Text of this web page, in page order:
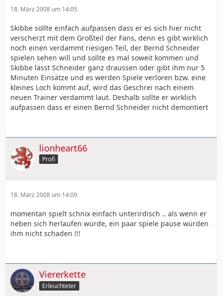
18. März 2008 um 14:05
Skibbe sollte einfach aufpassen dass er es sich hier nicht
verscherzt mit dem Großteil der Fans, denn es gibt wirklich
noch einen verdammt riesigen Teil, der Bernd Schneider
spielen sehen will und sollte es mal soweit kommen und
Skibbe lässt Schneider ganz draussen oder gibt ihm nur 5
Minuten Einsätze und es werden Spiele verloren bzw. eine
kleines Loch kommt auf, wird das Geschrei nach einem
neuen Trainer verdammt laut. Deshalb sollte er wirklich
aufpassen dass er einen Bernd Schneider nicht demontiert
lionheart66
Profi
18. März 2008 um 14:09
momentan spielt schnix einfach unterirdisch .. als wenn er
neben sich herlaufen würde, ein paar spiele pause würden
ihm nicht schaden !!!
Viererkette
Erleuchteter